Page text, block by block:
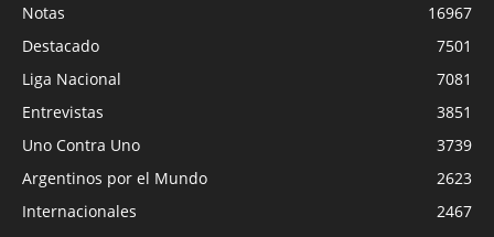
Notas
16967
Destacado
7501
Liga Nacional
7081
Entrevistas
3851
Uno Contra Uno
3739
Argentinos por el Mundo
2623
Internacionales
2467